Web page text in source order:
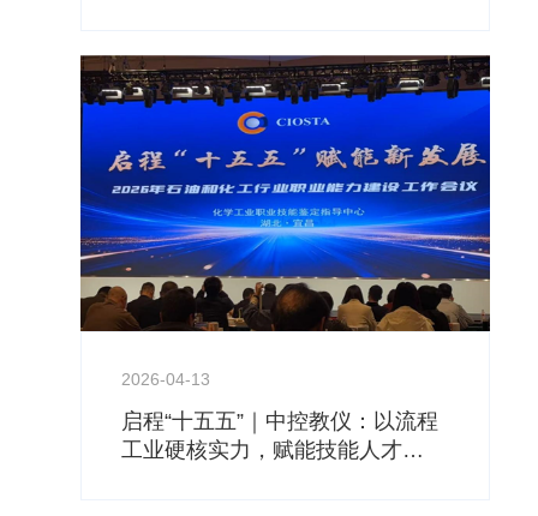
2026-04-13
启程“十五五”｜中控教仪：以流程
工业硬核实力，赋能技能人才新